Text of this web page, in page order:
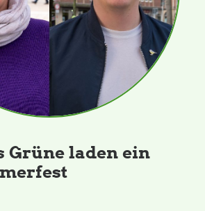
Grüne laden ein